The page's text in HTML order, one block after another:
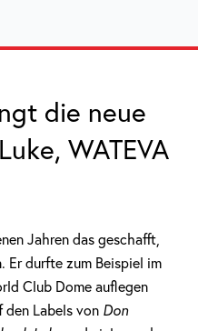
die neue
WATEVA
Jahren das geschafft,
Er durfte zum Beispiel im
Club Dome auflegen
Labels von Don